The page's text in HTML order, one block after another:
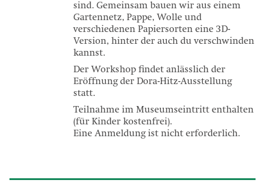
sind. Gemeinsam bauen wir aus einem
Gartennetz, Pappe, Wolle und
verschiedenen Papiersorten eine 3D-
Version, hinter der auch du verschwinden
kannst.
Der Workshop findet anlässlich der
Eröffnung der Dora-Hitz-Ausstellung
statt.
Teilnahme im Museumseintritt enthalten
(für Kinder kostenfrei).
Eine Anmeldung ist nicht erforderlich.